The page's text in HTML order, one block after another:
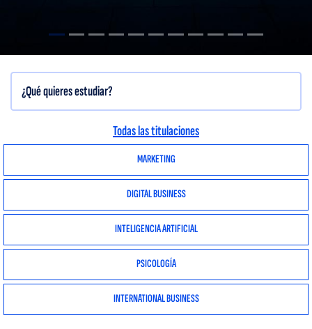
MARKETING
DIGITAL BUSINESS
INTELIGENCIA ARTIFICIAL
PSICOLOGÍA
INTERNATIONAL BUSINESS
Todas las titulaciones